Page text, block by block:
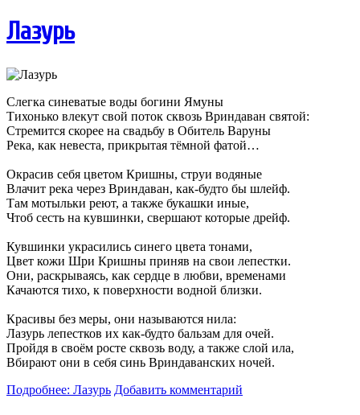
Лазурь
Слегка синеватые воды богини Ямуны
Тихонько влекут свой поток сквозь Вриндаван святой:
Стремится скорее на свадьбу в Обитель Варуны
Река, как невеста, прикрытая тёмной фатой…
Окрасив себя цветом Кришны, струи водяные
Влачит река через Вриндаван, как-будто бы шлейф.
Там мотыльки реют, а также букашки иные,
Чтоб сесть на кувшинки, свершают которые дрейф.
Кувшинки украсились синего цвета тонами,
Цвет кожи Шри Кришны приняв на свои лепестки.
Они, раскрываясь, как сердце в любви, временами
Качаются тихо, к поверхности водной близки.
Красивы без меры, они называются нила:
Лазурь лепестков их как-будто бальзам для очей.
Пройдя в своём росте сквозь воду, а также слой ила,
Вбирают они в себя синь Вриндаванских ночей.
Подробнее: Лазурь Добавить комментарий